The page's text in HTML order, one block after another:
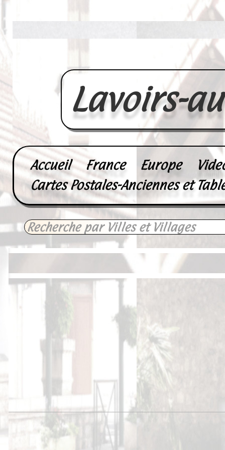
Lavoirs-
Accueil France Europe
Cartes Postales-Anciennes et